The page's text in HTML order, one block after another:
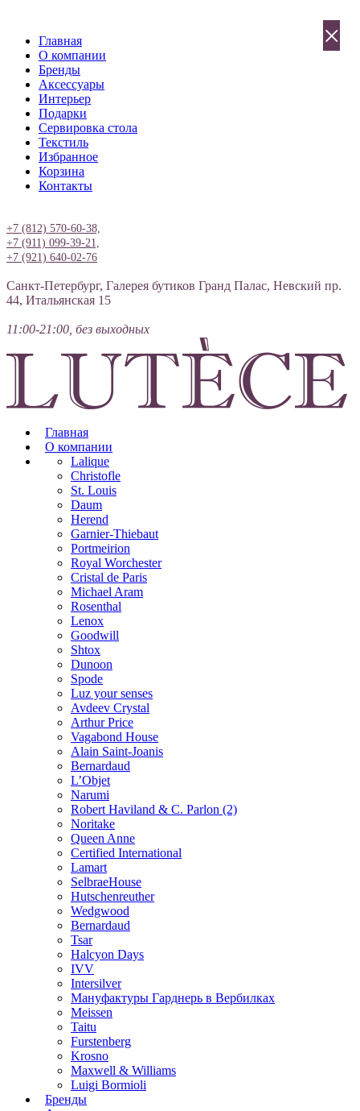
Главная
О компании
Бренды
Аксессуары
Интерьер
Подарки
Сервировка стола
Текстиль
Избранное
Корзина
Контакты
+7 (812) 570-60-38,
+7 (911) 099-39-21,
+7 (921) 640-02-76
Санкт-Петербург, Галерея бутиков Гранд Палас, Невский пр.
44, Итальянская 15
11:00-21:00, без выходных
Главная
О компании
Lalique
Christofle
St. Louis
Daum
Herend
Garnier-Thiebaut
Portmeirion
Royal Worchester
Cristal de Paris
Michael Aram
Rosenthal
Lenox
Goodwill
Shtox
Dunoon
Spode
Luz your senses
Avdeev Crystal
Arthur Price
Vagabond House
Alain Saint-Joanis
Bernardaud
L’Objet
Narumi
Robert Haviland & C. Parlon (2)
Noritakе
Queen Anne
Certified International
Lamart
SelbraeHouse
Hutschenreuther
Wedgwood
Bernardaud
Tsar
Halcyon Days
IVV
Intersilver
Мануфактуры Гарднерь в Вербилках
Meissen
Taitu
Furstenberg
Krosno
Maxwell & Williams
Luigi Bormioli
Бренды
×